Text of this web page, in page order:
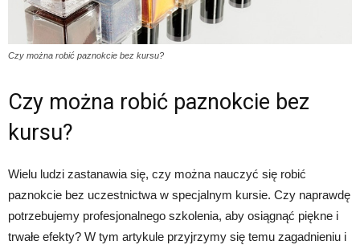
Czy można robić paznokcie bez kursu?
Czy można robić paznokcie bez
kursu?
Wielu ludzi zastanawia się, czy można nauczyć się robić
paznokcie bez uczestnictwa w specjalnym kursie. Czy naprawdę
potrzebujemy profesjonalnego szkolenia, aby osiągnąć piękne i
trwałe efekty? W tym artykule przyjrzymy się temu zagadnieniu i